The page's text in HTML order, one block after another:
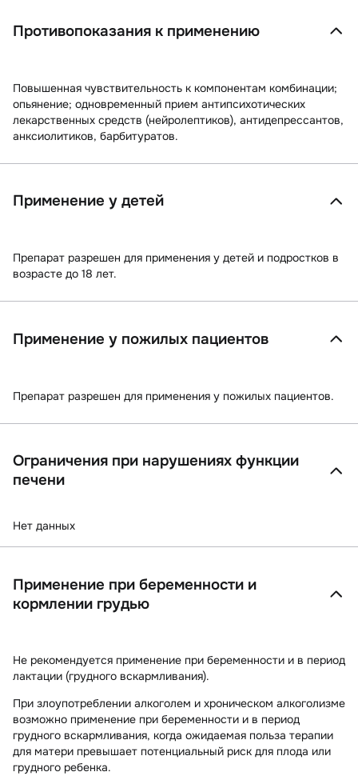
Противопоказания к применению
Повышенная чувствительность к компонентам комбинации;
опьянение; одновременный прием антипсихотических
лекарственных средств (нейролептиков), антидепрессантов,
анксиолитиков, барбитуратов.
Применение у детей
Препарат разрешен для применения у детей и подростков в
возрасте до 18 лет.
Применение у пожилых пациентов
Препарат разрешен для применения у пожилых пациентов.
Ограничения при нарушениях функции
печени
Нет данных
Применение при беременности и
кормлении грудью
Не рекомендуется применение при беременности и в период
лактации (грудного вскармливания).
При злоупотреблении алкоголем и хроническом алкоголизме
возможно применение при беременности и в период
грудного вскармливания, когда ожидаемая польза терапии
для матери превышает потенциальный риск для плода или
грудного ребенка.